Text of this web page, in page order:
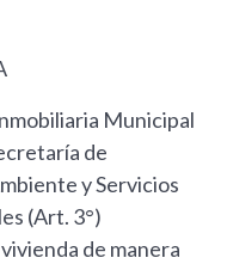
Municipal
de
y Servicios
(Art. 3°)
de manera